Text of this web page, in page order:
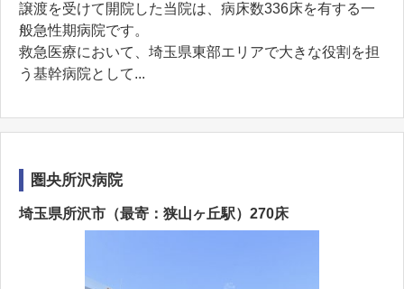
譲渡を受けて開院した当院は、病床数336床を有する一
般急性期病院です。
救急医療において、埼玉県東部エリアで大きな役割を担
う基幹病院として...
圏央所沢病院
埼玉県所沢市（最寄：狭山ヶ丘駅）270床